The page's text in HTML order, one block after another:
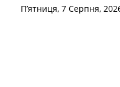
П’ятниця, 7 Серпня,